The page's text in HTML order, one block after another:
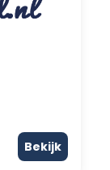
Bekijk